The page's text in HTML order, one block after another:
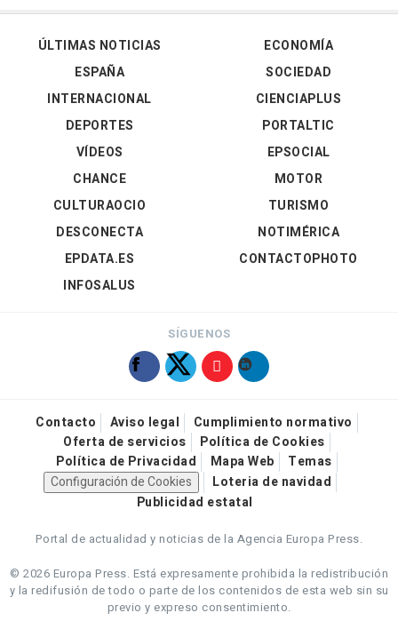
ÚLTIMAS NOTICIAS
ESPAÑA
INTERNACIONAL
DEPORTES
VÍDEOS
ECONOMÍA
SOCIEDAD
CIENCIAPLUS
PORTALTIC
EPSOCIAL
CHANCE
CULTURAOCIO
DESCONECTA
EPDATA.ES
INFOSALUS
MOTOR
TURISMO
NOTIMÉRICA
CONTACTOPHOTO
SÍGUENOS
Contacto Aviso legal
Cumplimiento normativo
Oferta de servicios
Política de Cookies
Política de Privacidad
Mapa Web
Temas
Configuración de Cookies
Loteria de navidad
Publicidad estatal
Portal de actualidad y noticias de la Agencia Europa Press.
© 2026 Europa Press. Está expresamente prohibida la redistribución
y la redifusión de todo o parte de los contenidos de esta web sin su
previo y expreso consentimiento.